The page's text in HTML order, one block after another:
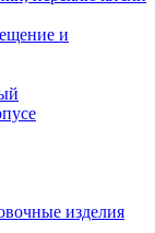
и
изделия